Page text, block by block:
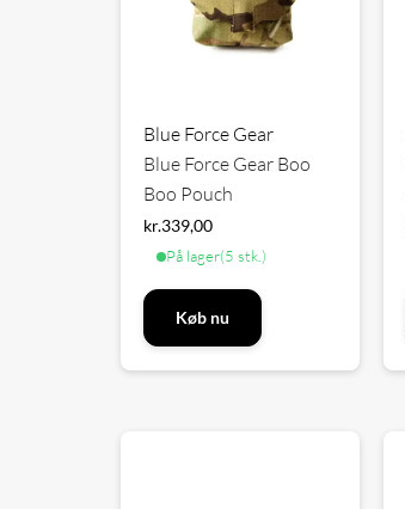
Blue Force Gear
Blue Force Gear Boo
Boo Pouch
kr.339,00
På lager(5 stk.)
Køb nu